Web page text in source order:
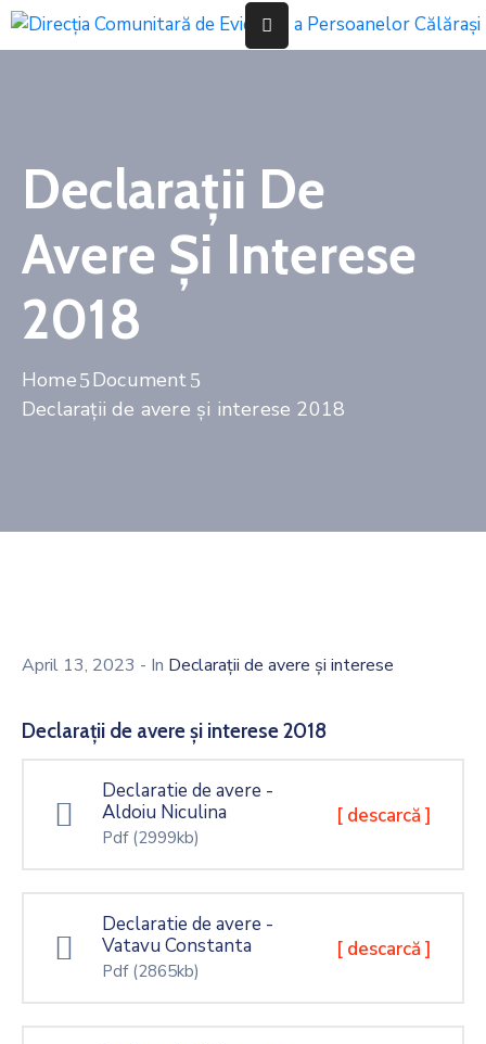
De
Interes
Despre
Stare
Persoanelor
Declarații De
Avere Și Interese
2018
Home
Document
Declarații de avere și interese 2018
April 13, 2023 - In Declarații de avere și interese
Declarații de avere și interese 2018
Declaratie de avere -
Aldoiu Niculina
Pdf (2999kb)
[ descarcă ]
Declaratie de avere -
Vatavu Constanta
Pdf (2865kb)
[ descarcă ]